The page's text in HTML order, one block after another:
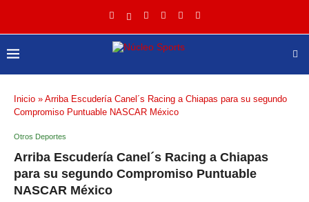
Inicio » Arriba Escudería Canel´s Racing a Chiapas para su segundo
Compromiso Puntuable NASCAR México
Otros Deportes
Arriba Escudería Canel´s Racing a Chiapas
para su segundo Compromiso Puntuable
NASCAR México